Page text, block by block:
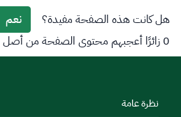
هل كانت هذه الصفحة مفيدة؟ نعم
0 زائرًا أعجبهم محتوى الصفحة من أصل 0 مشاركة
نظرة عامة